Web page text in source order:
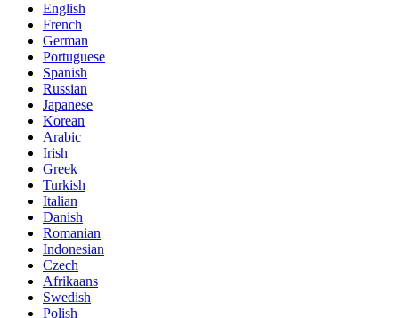
English
French
German
Portuguese
Spanish
Russian
Japanese
Korean
Arabic
Irish
Greek
Turkish
Italian
Danish
Romanian
Indonesian
Czech
Afrikaans
Swedish
Polish